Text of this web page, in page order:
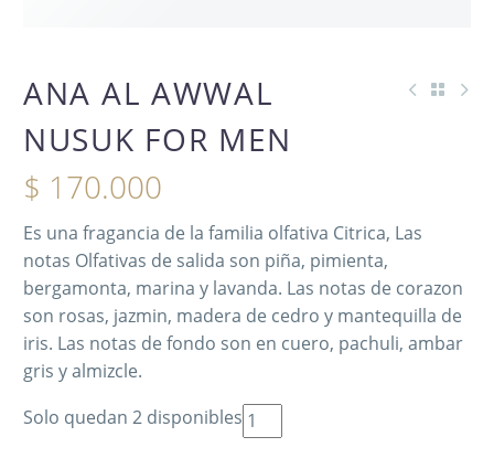
ANA AL AWWAL
NUSUK FOR MEN
$ 170.000
Es una fragancia de la familia olfativa Citrica, Las
notas Olfativas de salida son piña, pimienta,
bergamonta, marina y lavanda. Las notas de corazon
son rosas, jazmin, madera de cedro y mantequilla de
iris. Las notas de fondo son en cuero, pachuli, ambar
gris y almizcle.
Solo quedan 2 disponibles